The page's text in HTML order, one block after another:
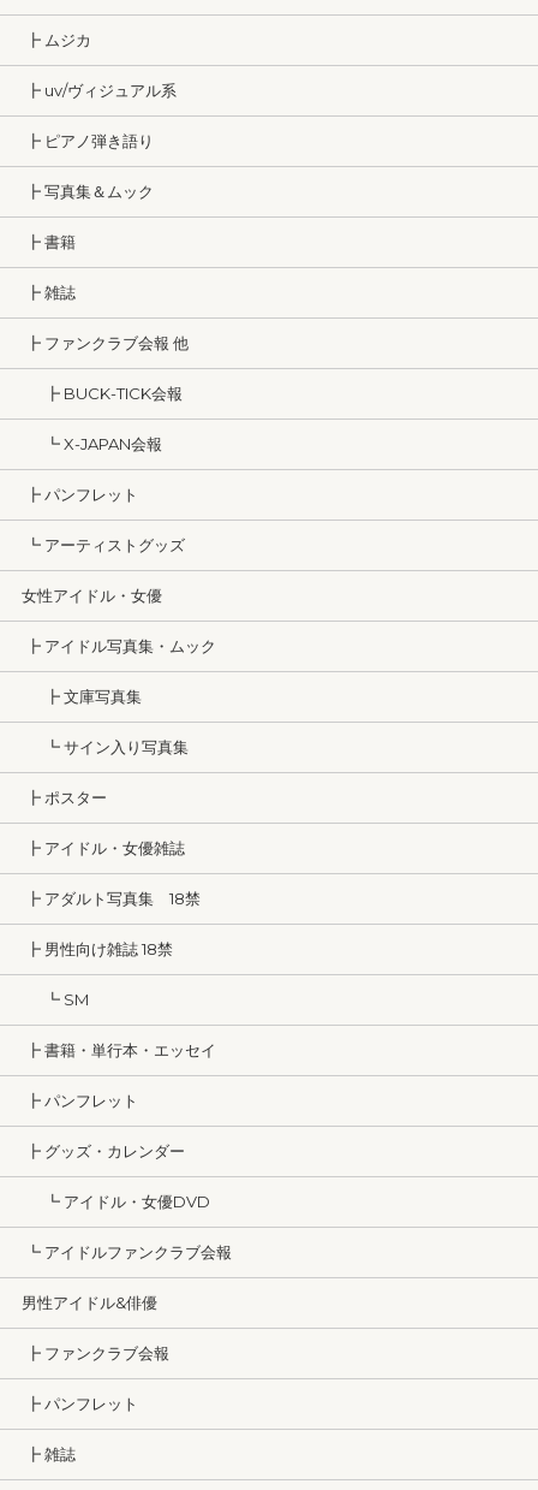
┣ ムジカ
┣ uv/ヴィジュアル系
┣ ピアノ弾き語り
┣ 写真集＆ムック
┣ 書籍
┣ 雑誌
┣ ファンクラブ会報 他
┣ BUCK-TICK会報
┗ X-JAPAN会報
┣ パンフレット
┗ アーティストグッズ
女性アイドル・女優
┣ アイドル写真集・ムック
┣ 文庫写真集
┗ サイン入り写真集
┣ ポスター
┣ アイドル・女優雑誌
┣ アダルト写真集 18禁
┣ 男性向け雑誌 18禁
┗ SM
┣ 書籍・単行本・エッセイ
┣ パンフレット
┣ グッズ・カレンダー
┗ アイドル・女優DVD
┗ アイドルファンクラブ会報
男性アイドル&俳優
┣ ファンクラブ会報
┣ パンフレット
┣ 雑誌